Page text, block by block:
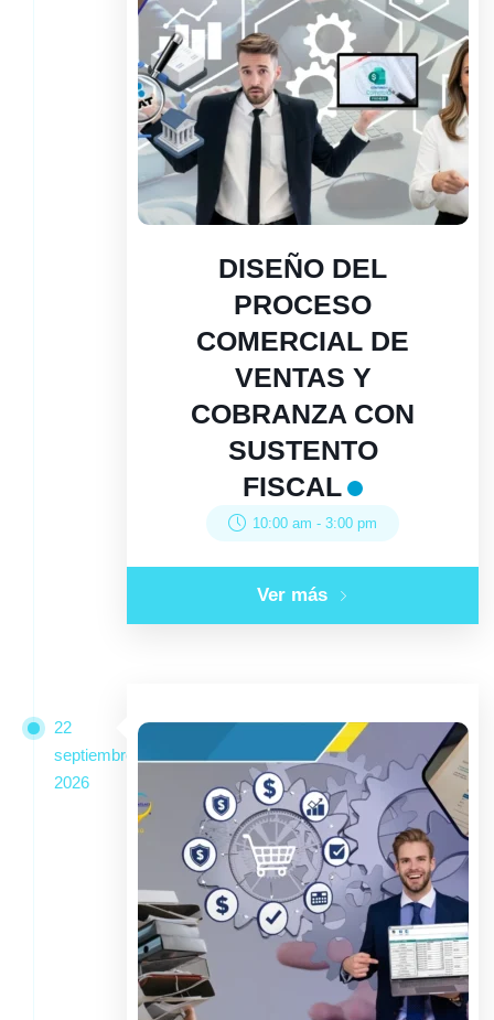
DISEÑO DEL
PROCESO
COMERCIAL DE
VENTAS Y
COBRANZA CON
SUSTENTO
FISCAL
10:00 am -3:00 pm
Ver más
22
septiembre
2026